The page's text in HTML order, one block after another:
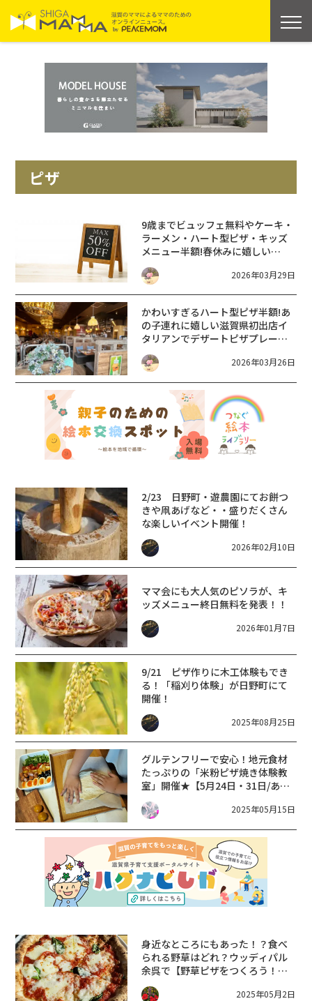
ピザ
9歳までビュッフェ無料やケーキ・
ラーメン・ハート型ピザ・キッズ
メニュー半額!春休みに嬉しい
♪【2026年3月・4月】春の外食お
得キャンペーン6選【滋賀 まと
2026年03月29日
かわいすぎるハート型ピザ半額!あ
の子連れに嬉しい滋賀県初出店イ
タリアンでデザートピザプレート
550円！お祝いにも♪【～
4/19(日)】バンサン ハートのピッ
VANSAN】
2026年03月26日
2/23 日野町・遊農園にてお餅つ
きや凧あげなど・・盛りだくさん
な楽しいイベント開催！
2026年02月10日
ママ会にも大人気のピソラが、キ
ッズメニュー終日無料を発表！！
2026年01月7日
9/21 ピザ作りに木工体験もでき
る！「稲刈り体験」が日野町にて
開催！
2025年08月25日
グルテンフリーで安心！地元食材
たっぷりの「米粉ピザ焼き体験教
室」開催★【5月24日・31日/あい
とうマーガレットステーション】
2025年05月15日
身近なところにもあった！？食べ
られる野草はどれ？ウッディパル
余呉で【野草ピザをつくろう！】
開催☆
2025年05月2日